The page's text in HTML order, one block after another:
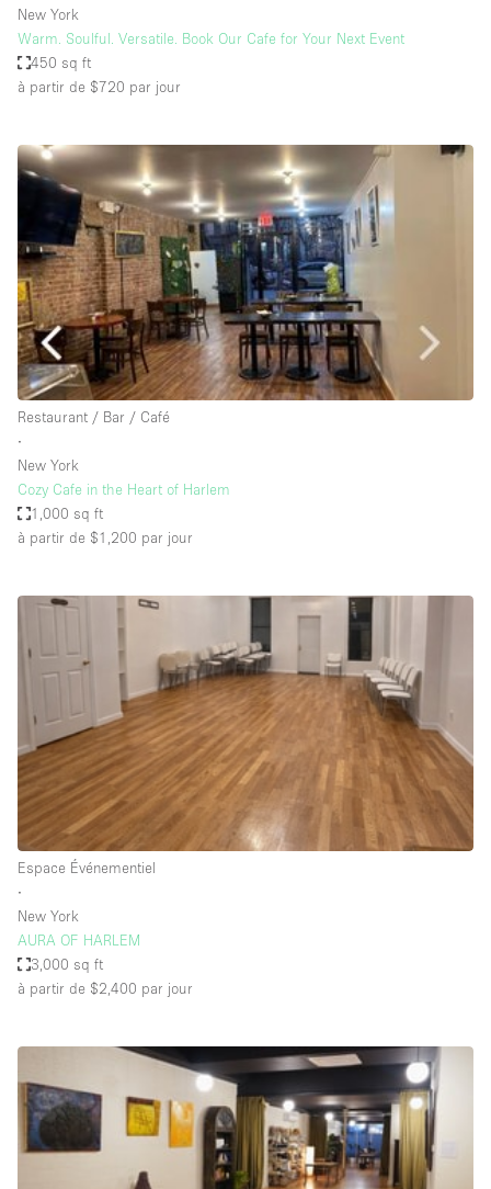
Espace Publicitaire
Espace Événementiel
Galerie d'art
Lobby / Accueil
Maison / Villa / Hôtel Particulier
Restaurant / Bar / Café
Rooftop
Salle
Salle de Conférence
Salle de Réunion
Salon Beauté / Coiffure
Studio Photo / Tournage
Étal de Marché
Caractéristiques de l'espace
Accès aux handicapés
Air conditionné
Animals Friendly
Ascenseur
Bar
Cabines d'essayage
Comptoir
Concierge
De plain-pied
Entrée Large
Espace Avec Vue
Espace Brut
New York
Warm. Soulful. Versatile. Book Our Cafe for Your Next Event
450 sq ft
à partir de $720 par jour
Restaurant / Bar / Café
∙
New York
Cozy Cafe in the Heart of Harlem
1,000 sq ft
à partir de $1,200 par jour
Espace Événementiel
∙
New York
AURA OF HARLEM
3,000 sq ft
à partir de $2,400 par jour